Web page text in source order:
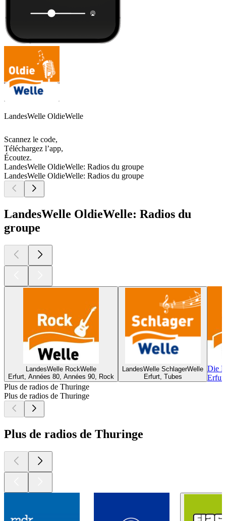
LandesWelle OldieWelle
Scannez le code,
Téléchargez l’app,
Écoutez.
LandesWelle OldieWelle: Radios du groupe
LandesWelle OldieWelle: Radios du groupe
LandesWelle OldieWelle: Radios du
groupe
LandesWelle RockWelle
Erfurt, Années 80, Années 90, Rock
LandesWelle SchlagerWelle
Erfurt, Tubes
Die
Plus de radios de Thuringe
Plus de radios de Thuringe
Plus de radios de Thuringe